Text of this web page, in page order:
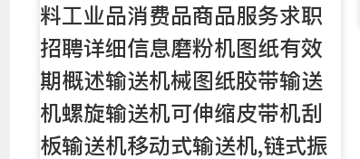
料工业品消费品商品服务求职
招聘详细信息磨粉机图纸有效
期概述输送机械图纸胶带输送
机螺旋输送机可伸缩皮带机刮
板输送机移动式输送机,链式振